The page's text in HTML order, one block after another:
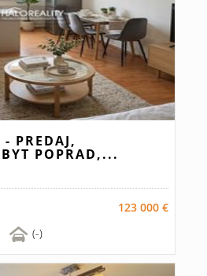
- PREDAJ,
POPRAD,...
123 000 €
(-)